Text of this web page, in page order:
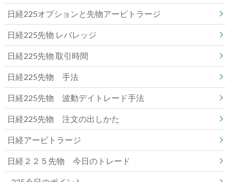
日経225オプションと先物アービトラージ
日経225先物 レバレッジ
日経225先物 取引時間
日経225先物 手法
日経225先物 波動デイトレード手法
日経225先物 注文の出しかた
日経アービトラージ
日経２２５先物 今日のトレード